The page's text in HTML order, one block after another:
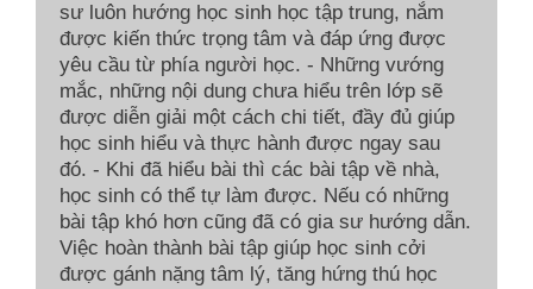
sư luôn hướng học sinh học tập trung, nắm
được kiến thức trọng tâm và đáp ứng được
yêu cầu từ phía người học. - Những vướng
mắc, những nội dung chưa hiểu trên lớp sẽ
được diễn giải một cách chi tiết, đầy đủ giúp
học sinh hiểu và thực hành được ngay sau
đó. - Khi đã hiểu bài thì các bài tập về nhà,
học sinh có thể tự làm được. Nếu có những
bài tập khó hơn cũng đã có gia sư hướng dẫn.
Việc hoàn thành bài tập giúp học sinh cởi
được gánh nặng tâm lý, tăng hứng thú học